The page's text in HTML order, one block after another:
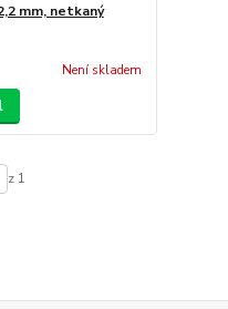
mm, netkaný
Není skladem
z 1